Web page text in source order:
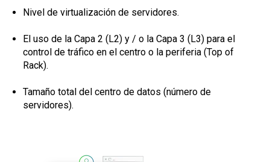
Nivel de virtualización de servidores.
El uso de la Capa 2 (L2) y / o la Capa 3 (L3) para el
control de tráfico en el centro o la periferia (Top of
Rack).
Tamaño total del centro de datos (número de
servidores).